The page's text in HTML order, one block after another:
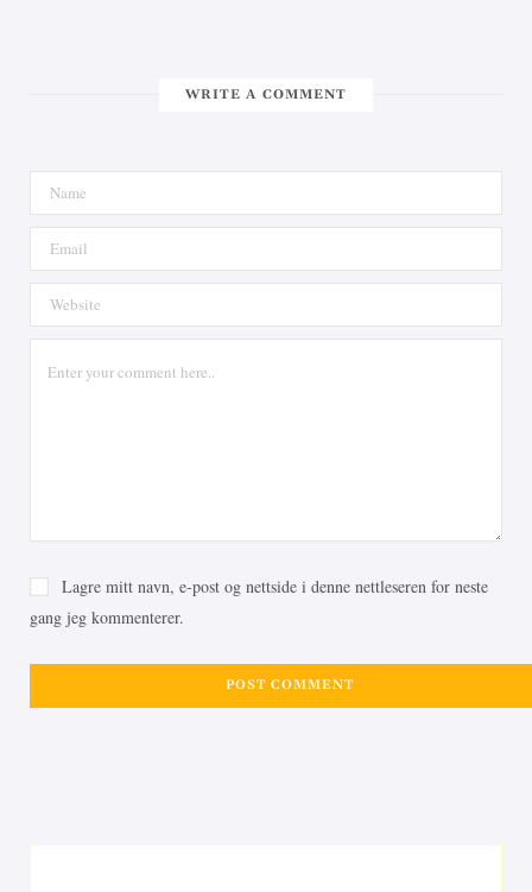
WRITE A COMMENT
Lagre mitt navn, e-post og nettside i denne nettleseren for neste
gang jeg kommenterer.